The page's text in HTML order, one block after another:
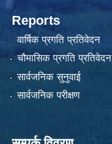
Reports
वार्षिक प्रगति प्रतिवेदन
चौमासिक प्रगति प्रतिवेदन
सार्वजनिक सुनुवाई
सार्वजनिक परीक्षण